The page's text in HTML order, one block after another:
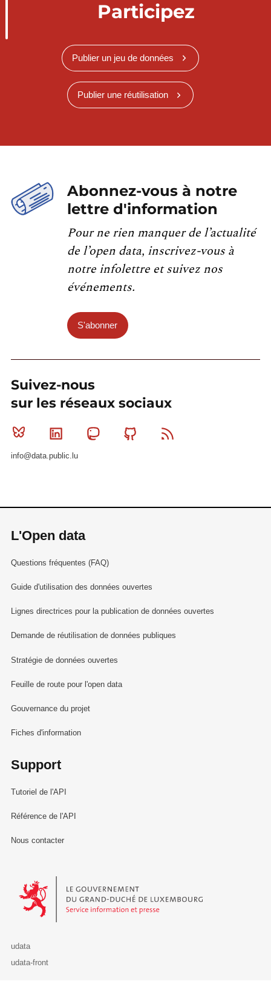
Participez
Publier un jeu de données
Publier une réutilisation
Abonnez-vous à notre
lettre d'information
Pour ne rien manquer de l’actualité
de l’open data, inscrivez-vous à
notre infolettre et suivez nos
événements.
S'abonner
Suivez-nous
sur les réseaux sociaux
Bluesky Linkedin MastodonGithub
info@data.public.lu
L'Open data
Questions fréquentes (FAQ)
Guide d'utilisation des données ouvertes
Lignes directrices pour la publication de données ouvertes
Demande de réutilisation de données publiques
Stratégie de données ouvertes
Feuille de route pour l'open data
Gouvernance du projet
Fiches d'information
Support
Tutoriel de l'API
Référence de l'API
Nous contacter
Le Gouvernement du Grand-Duché de Luxembourg - Service
udata
udata-front